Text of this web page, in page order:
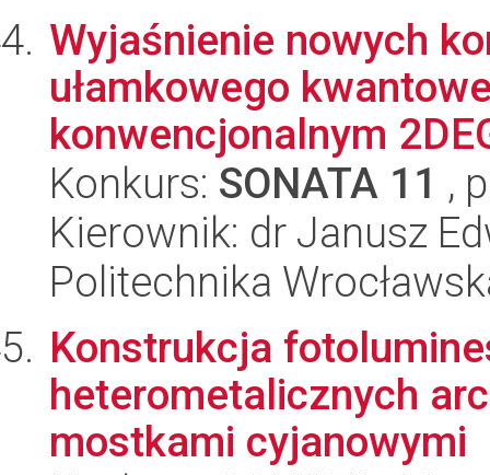
Wyjaśnienie nowych
ułamkowego
konwencjonalnym
Konkurs: SONATA 11 ,
Kierownik: dr Janusz
Politechnika
Konstrukcja
heterometalicznych
mostkami cyjanowymi